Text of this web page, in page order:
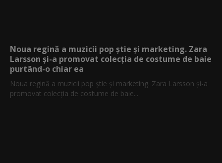
Noua regină a muzicii pop știe și marketing. Zara
Larsson și-a promovat colecția de costume de baie
purtând-o chiar ea
Noua regină a muzicii pop știe și marketing. Zara Larsson și-a
promovat colecția de costume de baie...